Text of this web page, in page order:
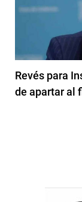
Revés para
de apartar al